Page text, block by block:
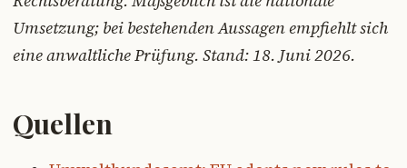
Umsetzung; bei bestehenden Aussagen empfiehlt sich
eine anwaltliche Prüfung. Stand: 18. Juni 2026.
Quellen